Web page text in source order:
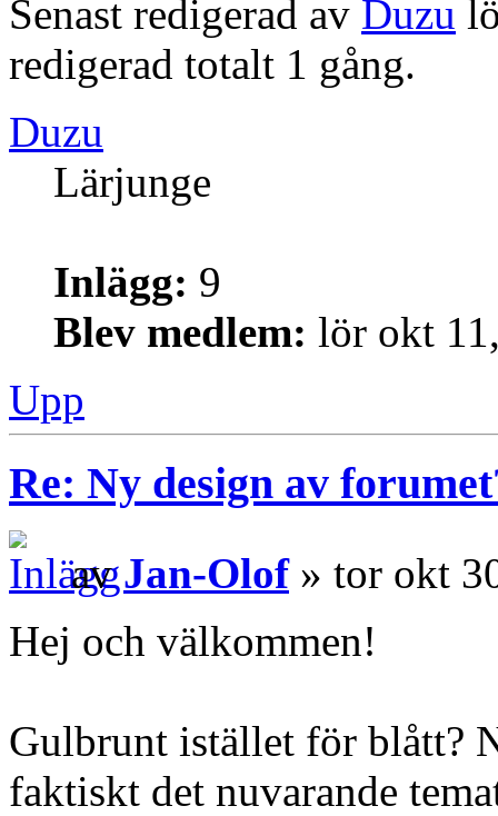
Senast redigerad av Duzu
redigerad totalt 1 gång.
Duzu
Lärjunge
Inlägg: 9
Blev medlem: lör okt
Upp
Re: Ny design av
avJan-Olof» tor okt
Hej och välkommen!
Gulbrunt istället för blått?
faktiskt det nuvarande